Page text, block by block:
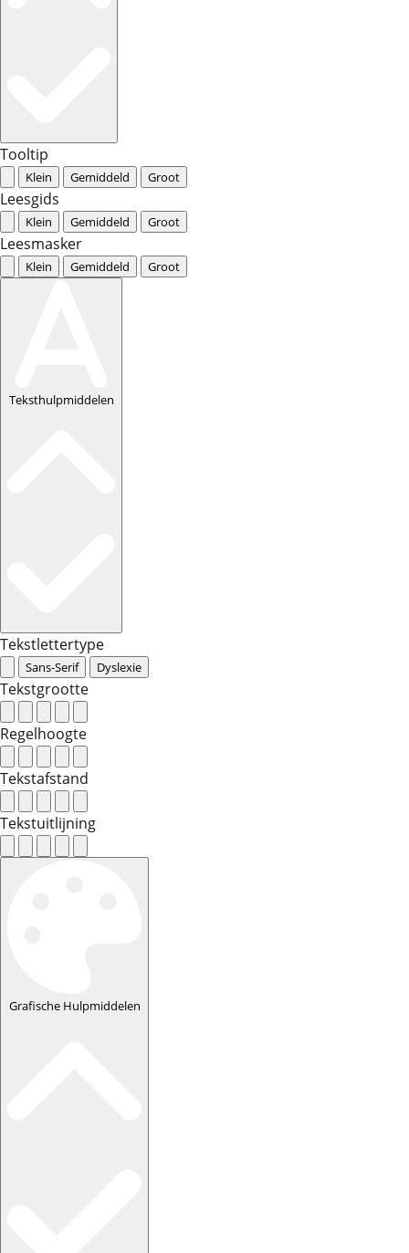
Tooltip
Klein Gemiddeld Groot
Leesgids
Klein Gemiddeld Groot
Leesmasker
Klein Gemiddeld Groot
Teksthulpmiddelen
Tekstlettertype
Sans-Serif Dyslexie
Tekstgrootte
Regelhoogte
Tekstafstand
Tekstuitlijning
Grafische Hulpmiddelen